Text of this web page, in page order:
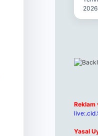
2026
Reklam
Yasal